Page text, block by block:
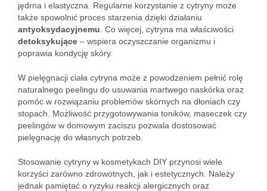
jędrna i elastyczna. Regularne korzystanie z cytryny może
także spowolnić proces starzenia dzięki działaniu
antyoksydacyjnemu . Co więcej, cytryna ma właściwości
detoksykujące – wspiera oczyszczanie organizmu i
poprawia kondycję skóry.
W pielęgnacji ciała cytryna może z powodzeniem pełnić rolę
naturalnego peelingu do usuwania martwego naskórka oraz
pomóc w rozwiązaniu problemów skórnych na dłoniach czy
stopach. Możliwość przygotowywania toników, maseczek czy
peelingów w domowym zaciszu pozwala dostosować
pielęgnację do własnych potrzeb.
Stosowanie cytryny w kosmetykach DIY przynosi wiele
korzyści zarówno zdrowotnych, jak i estetycznych. Należy
jednak pamiętać o ryzyku reakcji alergicznych oraz